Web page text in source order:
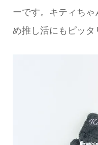
ーです。キティち
め推し活にもピッタ